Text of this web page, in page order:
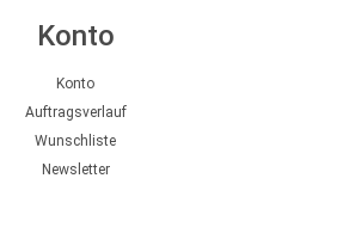
Konto
Konto
Auftragsverlauf
Wunschliste
Newsletter